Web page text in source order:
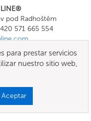
pod Radhoštěm
571 665 554
para prestar servicios
nuestro sitio web,
Aceptar